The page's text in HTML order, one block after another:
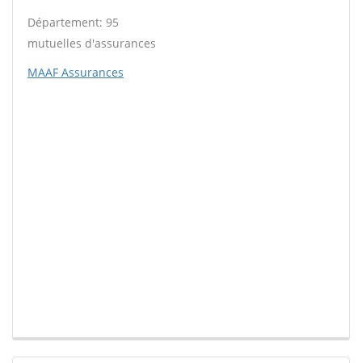
Département: 95
mutuelles d'assurances
MAAF Assurances